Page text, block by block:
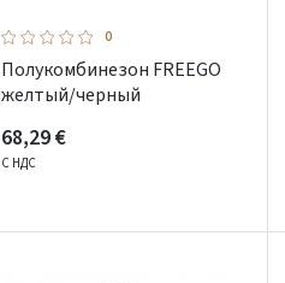
0
Полукомбинезон FREEGO
желтый/черный
68,29 €
С НДС